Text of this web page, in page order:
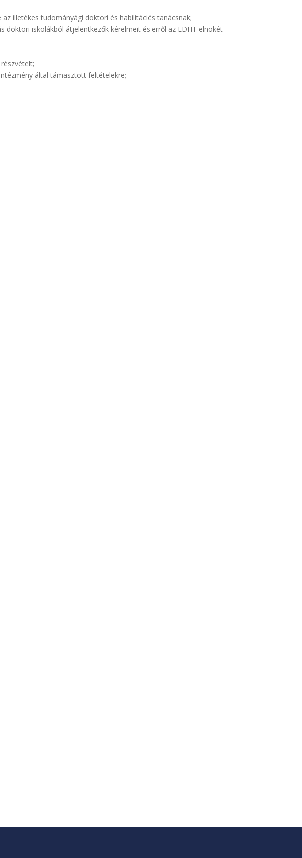
illetékes tudományági doktori és habilitációs tanácsnak;
doktori iskolákból átjelentkezők kérelmeit és erről az EDHT elnökét
által támasztott feltételekre;